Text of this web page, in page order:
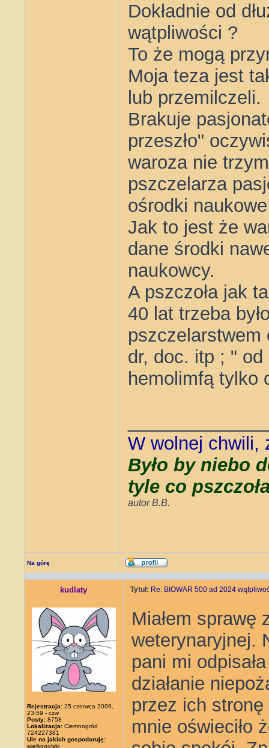
Dokładnie od
wątpliwości ?
To że mogą
Moja teza jest
lub przemilczeli.
Brakuje
przeszło"
waroza nie
pszczelarza
ośrodki
Jak to jest że
dane środki
naukowcy.
A pszczoła jak
40 lat trzeba
pszczelarstwem
dr, doc. itp ; " od
hemolimfą tylko
W wolnej chwili,
Było by niebo
tyle co
autor B.B.
Na górę
kudlaty Tytuł: Re: BIOWAR 500 ad 2024
Rejestracja: 25 czerwca 2009,
23:59 - czw
Posty: 8758
Lokalizacja: Ciemnogród
724227381
Ule na jakich gospodaruję:
wielkopolski
Miałem sprawę
weterynaryjnej.
pani mi
działanie
przez ich
mnie oświeciło